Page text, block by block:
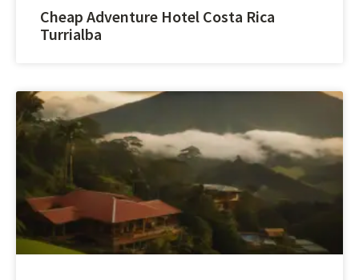
Cheap Adventure Hotel Costa Rica
Turrialba